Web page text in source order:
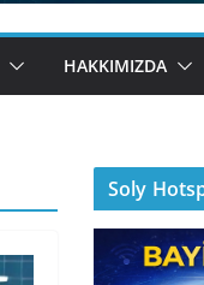
HAKKIMIZDA
Soly